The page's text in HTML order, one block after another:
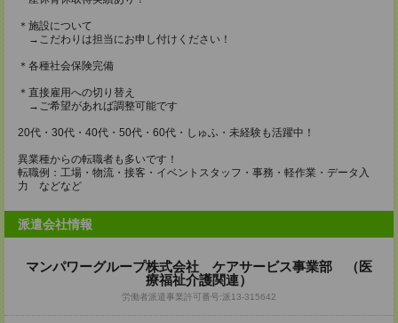
＊施設について
→こだわりは担当にお申し付けください！
＊各種社会保険完備
＊直接雇用への切り替え
→ご希望があれば調整可能です
20代・30代・40代・50代・60代・しゅふ・未経験も活躍中！
異業種からの転職者も多いです！
転職例：工場・物流・接客・イベントスタッフ・事務・軽作業・データ入
力 などなど
派遣会社情報
マンパワーグループ株式会社 ケアサービス事業部 （医
療福祉介護関連）
労働者派遣事業許可番号:派13-315642